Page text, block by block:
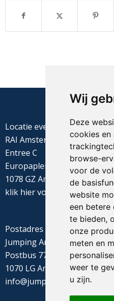
Wij
Deze
cookies en
browse-
voor de
de
website
een betere
te bieden,
onze
meten en
weer te
u zijn.
Locatie evenement
RAI Amsterdam
Entree C
Europaplein 22
1078 GZ Amsterdam
klik hiervoor de
Postadres
Jumping Amsterdam
Postbus 77655
1070 LG Amsterdam
info@jumpingamsterdam.nl